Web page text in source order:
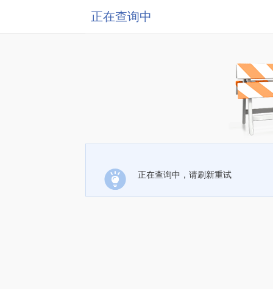
正在查询中
正在查询中，请刷新重试